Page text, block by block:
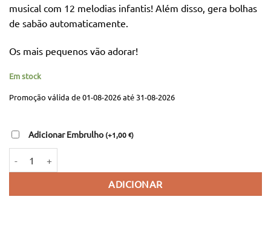
musical com 12 melodias infantis! Além disso, gera bolhas
de sabão automaticamente.
Os mais pequenos vão adorar!
Em stock
Promoção válida de 01-08-2026 até 31-08-2026
Adicionar Embrulho(+1,00 €)
ADICIONAR